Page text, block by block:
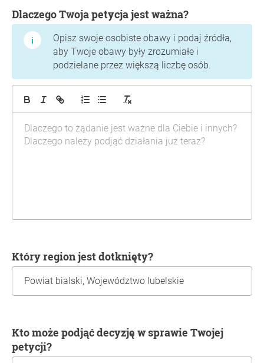
Dlaczego Twoja petycja jest ważna?
Opisz swoje osobiste obawy i podaj źródła,
aby Twoje obawy były zrozumiałe i
podzielane przez większą liczbę osób.
Który region jest dotknięty?
Kto może podjąć decyzję w sprawie Twojej
petycji?